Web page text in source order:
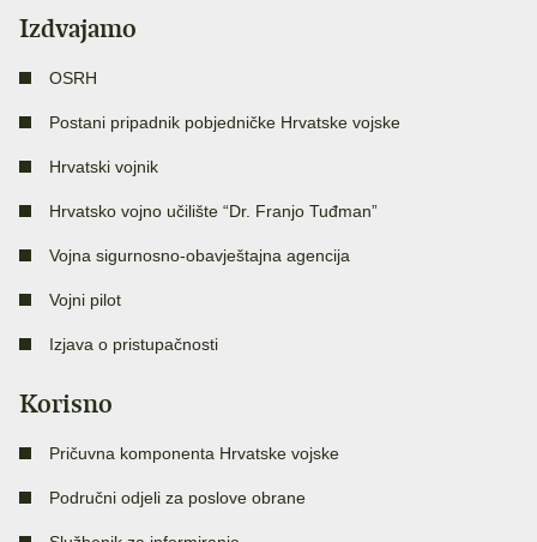
Izdvajamo
OSRH
Postani pripadnik pobjedničke Hrvatske vojske
Hrvatski vojnik
Hrvatsko vojno učilište “Dr. Franjo Tuđman”
Vojna sigurnosno-obavještajna agencija
Vojni pilot
Izjava o pristupačnosti
Korisno
Pričuvna komponenta Hrvatske vojske
Područni odjeli za poslove obrane